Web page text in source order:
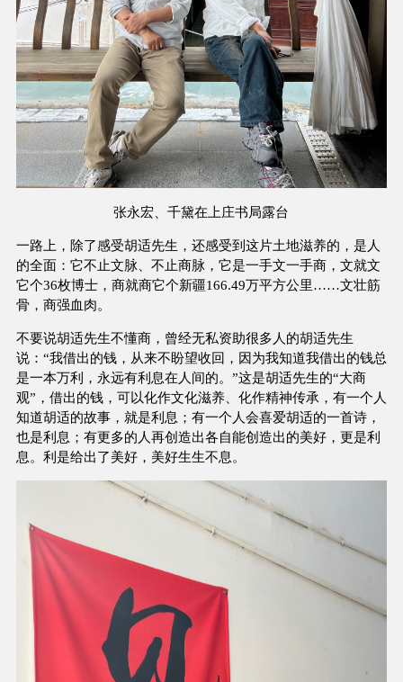
张永宏、千黛在上庄书局露台
一路上，除了感受胡适先生，还感受到这片土地滋养的，是人
的全面：它不止文脉、不止商脉，它是一手文一手商，文就文
它个36枚博士，商就商它个新疆166.49万平方公里……文壮筋
骨，商强血肉。
不要说胡适先生不懂商，曾经无私资助很多人的胡适先生
说：“我借出的钱，从来不盼望收回，因为我知道我借出的钱总
是一本万利，永远有利息在人间的。”这是胡适先生的“大商
观”，借出的钱，可以化作文化滋养、化作精神传承，有一个人
知道胡适的故事，就是利息；有一个人会喜爱胡适的一首诗，
也是利息；有更多的人再创造出各自能创造出的美好，更是利
息。利是给出了美好，美好生生不息。